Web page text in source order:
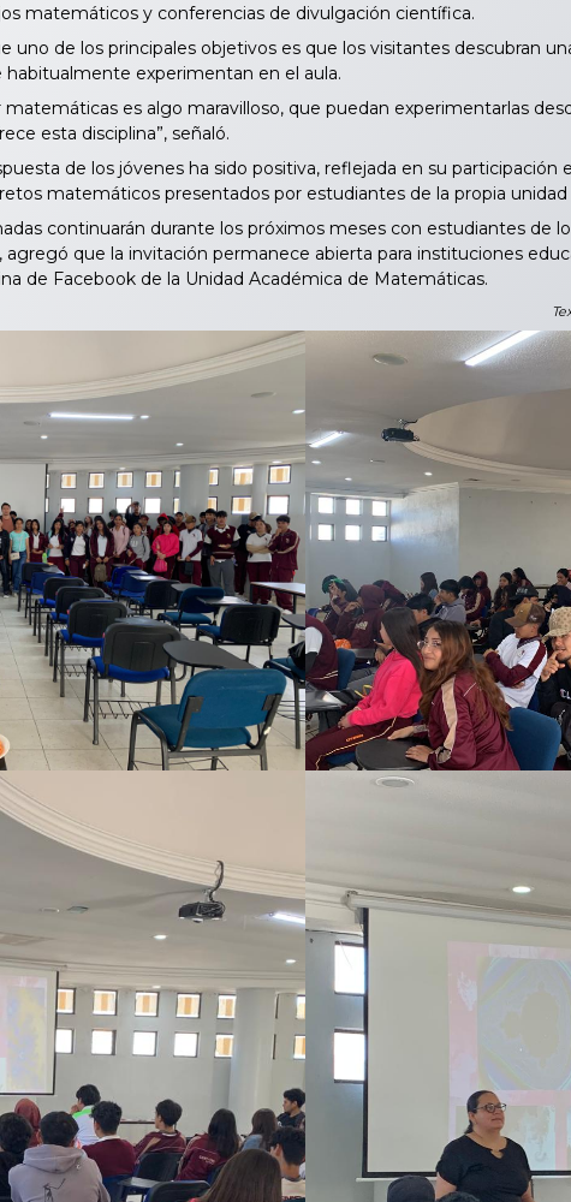
matemáticos y conferencias de divulgación científica.
uno de los principales objetivos es que los visitantes descubran
experimentan en el aula.
es algo maravilloso, que puedan experimentarlas
esta disciplina”, señaló.
de los jóvenes ha sido positiva, reflejada en su participación
matemáticos presentados por estudiantes de la propia unidad
continuarán durante los próximos meses con estudiantes de
agregó que la invitación permanece abierta para instituciones
de Facebook de la Unidad Académica de Matemáticas.